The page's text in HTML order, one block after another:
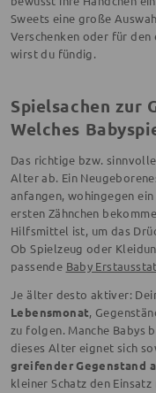
Sweets eine große
Verschenken oder für den
wirst du fündig.
Spielsachen zur
Welches
Das richtige bzw.
Alter ab. Ein
anfangen, wohingegen ein
ersten Zähnchen
Hilfsmittel ist, um das
Ob Spielzeug oder
passende Baby
Je älter desto aktiver:
Lebensmonat,
zu folgen. Manche Babys
dieses Alter eignet sich
greifender Gegenstand
kleiner Schatz den